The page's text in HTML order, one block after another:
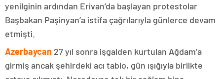
yenilginin ardından Erivan’da başlayan protestolar
Başbakan Paşinyan’a istifa çağrılarıyla günlerce devam
etmişti.
Azerbaycan 27 yıl sonra işgalden kurtulan Ağdam’a
girmiş ancak şehirdeki acı tablo, gün ışığıyla birlikte